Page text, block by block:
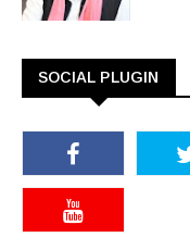
SOCIAL PLUGIN